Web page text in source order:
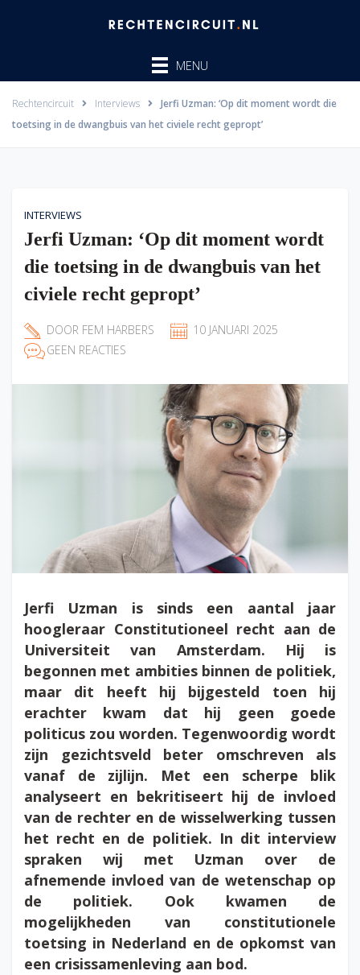
MENU
Rechtencircuit Interviews
Jerfi Uzman: ‘Op dit moment wordt die
toetsing in de dwangbuis van het civiele recht gepropt’
INTERVIEWS
Jerfi Uzman: ‘Op dit moment wordt
die toetsing in de dwangbuis van het
civiele recht gepropt’
DOOR FEM HARBERS
10 JANUARI 2025
GEEN REACTIES
Jerfi Uzman is sinds een aantal jaar
hoogleraar Constitutioneel recht aan de
Universiteit van Amsterdam. Hij is
begonnen met ambities binnen de politiek,
maar dit heeft hij bijgesteld toen hij
erachter kwam dat hij geen goede
politicus zou worden. Tegenwoordig wordt
zijn gezichtsveld beter omschreven als
vanaf de zijlijn. Met een scherpe blik
analyseert en bekritiseert hij de invloed
van de rechter en de wisselwerking tussen
het recht en de politiek. In dit interview
spraken wij met Uzman over de
afnemende invloed van de wetenschap op
de politiek. Ook kwamen de
mogelijkheden van constitutionele
toetsing in Nederland en de opkomst van
een crisissamenleving aan bod.